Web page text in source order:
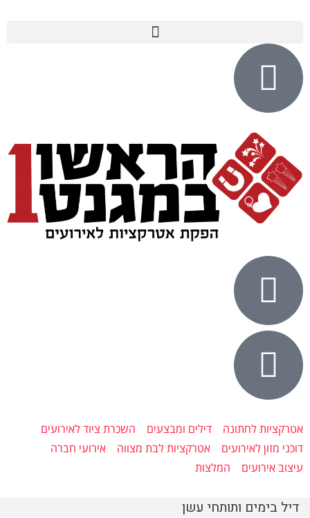
אטרקציות לחתונה דילים ומבצעים
השכרת ציוד לאירועים
דוכני מזון לאירועים
אטרקציות לבת מצווה
אירועי חברה
עיצוב אירועים
המלצות
דיל בימים ותותחי עשן